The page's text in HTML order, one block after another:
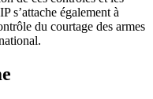
s’attache également à
du courtage des armes